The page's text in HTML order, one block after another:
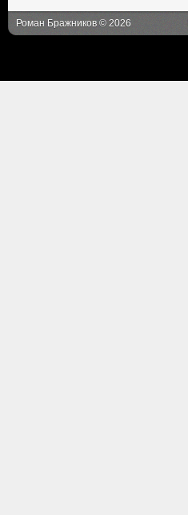
Роман Бражников © 2026